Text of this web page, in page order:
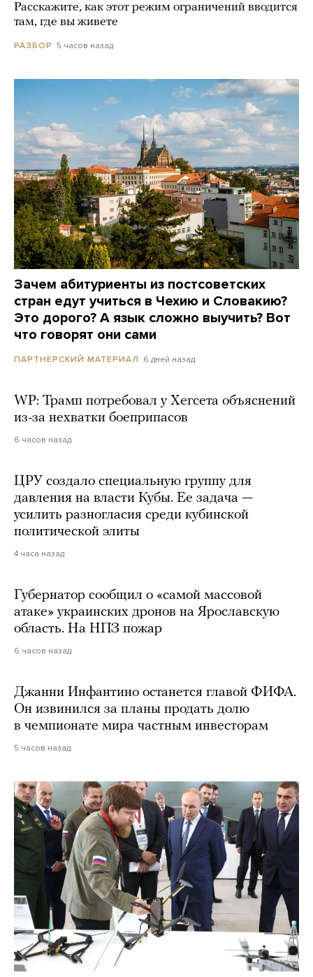
Расскажите, как этот режим ограничений вводится
там, где вы живете
РАЗБОР 5 часов назад
Зачем абитуриенты из постсоветских
стран едут учиться в Чехию и Словакию?
Это дорого? А язык сложно выучить? Вот
что говорят они сами
ПАРТНЕРСКИЙ МАТЕРИАЛ 6 дней назад
WP: Трамп потребовал у Хегсета объяснений
из-за нехватки боеприпасов
6 часов назад
ЦРУ создало специальную группу для
давления на власти Кубы. Ее задача —
усилить разногласия среди кубинской
политической элиты
4 часа назад
Губернатор сообщил о «самой массовой
атаке» украинских дронов на Ярославскую
область. На НПЗ пожар
6 часов назад
Джанни Инфантино останется главой ФИФА.
Он извинился за планы продать долю
в чемпионате мира частным инвесторам
5 часов назад